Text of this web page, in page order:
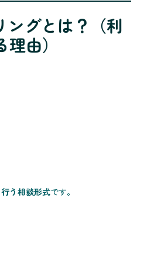
ングとは？（利
由）
う相談形式です。